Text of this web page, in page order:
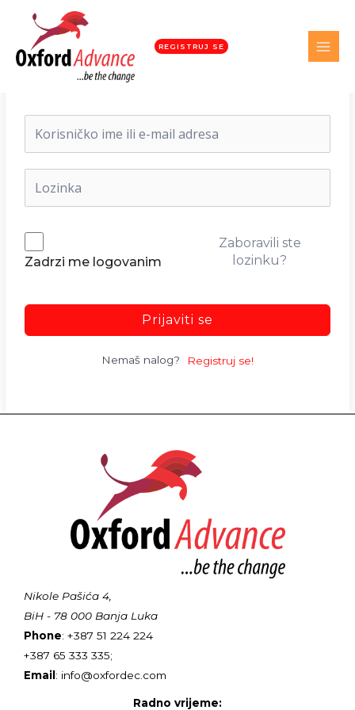
REGISTRUJ SE
Dobrodošli nazad!
Zadrzi me logovanim
Zaboravili ste
lozinku?
Prijaviti se
Nemaš nalog? Registruj se!
Nikole Pašića 4,
BiH - 78 000 Banja Luka
Phone: +387 51 224 224
+387 65 333 335;
Email: info@oxfordec.com
Radno vrijeme: